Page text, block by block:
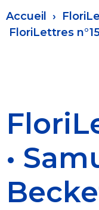
Fil
d'Ariane
Accueil
FloriLettres
•